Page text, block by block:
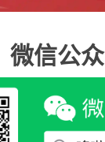
微信公